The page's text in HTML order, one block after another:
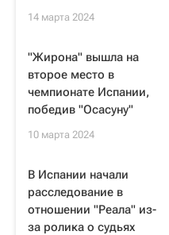
14 марта 2024
"Жирона" вышла на
второе место в
чемпионате Испании,
победив "Осасуну"
10 марта 2024
В Испании начали
расследование в
отношении "Реала" из-
за ролика о судьях